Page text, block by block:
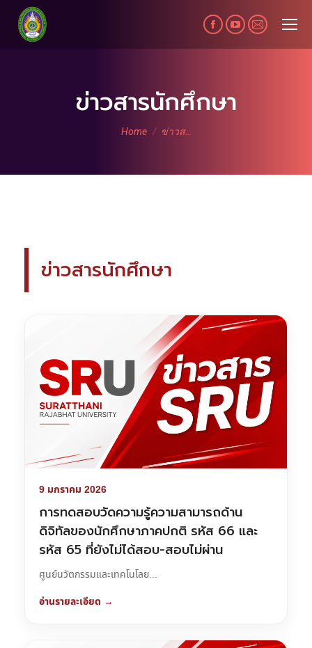
Facebook
page
new
YouTube
page
new
Mail
page
ข่าวสารนักศึกษา
You are here:
Home ข่าวส…
ข่าวสารนักศึกษา
9 มกราคม 2026
การทดสอบวัดความรู้ความสามารถด้าน
ดิจิทัลของนักศึกษาภาคปกติ รหัส 66 และ
รหัส 65 ที่ยังไม่ได้สอบ-สอบไม่ผ่าน
ศูนย์นวัตกรรมและเทคโนโลย...
อ่านรายละเอียด →